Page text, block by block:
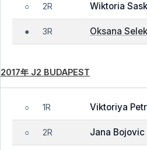
○ 2R Wiktoria
● 3R Oksana
2017年 J2 BUDAPEST
○ 1R Viktoriya
○ 2R Jana Bojovic